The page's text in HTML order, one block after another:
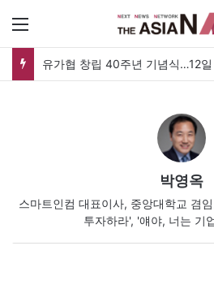
박영옥
스마트인컴 대표이사, 중앙대학교 겸
투자하라', '얘야, 너는 기